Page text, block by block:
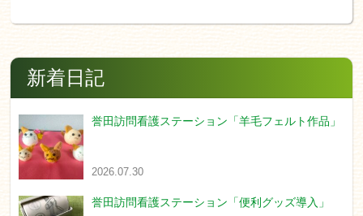
新着日記
誉田訪問看護ステーション「羊毛フェルト作品」
2026.07.30
誉田訪問看護ステーション「便利グッズ導入」